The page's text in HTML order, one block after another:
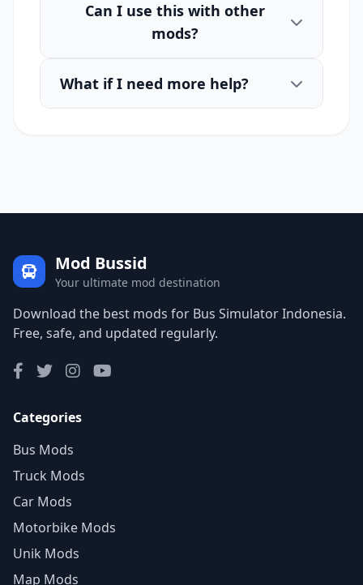
Can I use this with other
mods?
What if I need more help?
Mod Bussid
Your ultimate mod destination
Download the best mods for Bus Simulator Indonesia.
Free, safe, and updated regularly.
Categories
Bus Mods
Truck Mods
Car Mods
Motorbike Mods
Unik Mods
Map Mods